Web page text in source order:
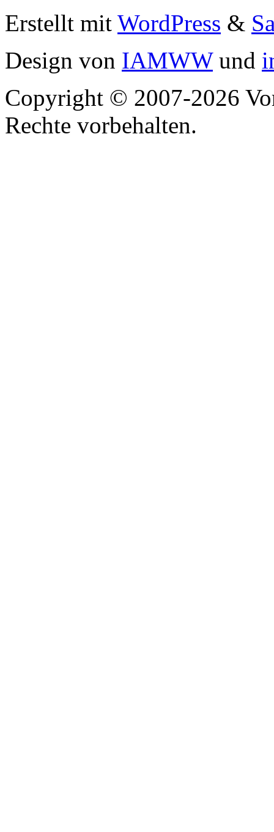
Erstellt mit WordPress &
Design von IAMWWund
Copyright © 2007-2026
Rechte vorbehalten.